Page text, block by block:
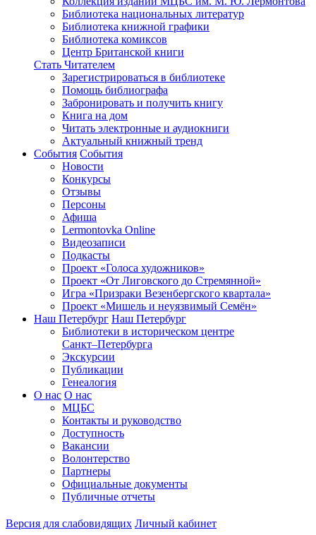
Библиотека национальных литератур
Библиотека книжной графики
Библиотека комиксов
Центр Британской книги
Стать Читателем
Зарегистрироваться в библиотеке
Помощь библиографа
Забронировать и получить книгу
Книга на дом
Читать электронные и аудиокниги
Актуальный книжный тренд
События События
Новости
Конкурсы
Отзывы
Персоны
Афиша
Lermontovka Online
Видеозаписи
Подкасты
Проект «Голоса художников»
Проект «От Лиговского до Стремянной»
Игра «Призраки Везенбергского квартала»
Проект «Мишель и неуязвимый Семён»
Наш Петербург Наш Петербург
Библиотеки в историческом центре
Санкт–Петербурга
Экскурсии
Публикации
Генеалогия
О нас О нас
МЦБС
Контакты и руководство
Доступность
Вакансии
Волонтерство
Партнеры
Официальные документы
Публичные отчеты
Версия для слабовидящих Личный кабинет